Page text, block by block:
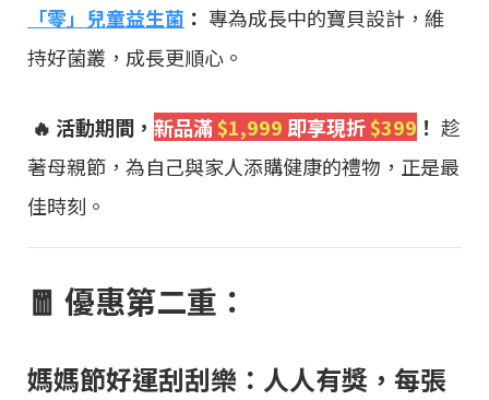
「零」兒童益生菌 ： 專為成長中的寶貝設計，維
持好菌叢，成長更順心。
🔥 活動期間， 新品滿$1,999 即享現折$399 ！ 趁
著母親節，為自己與家人添購健康的禮物，正是最
佳時刻。
🧧 優惠第二重：
媽媽節好運刮刮樂：人人有獎，每張